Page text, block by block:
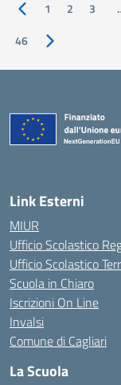
Pagina precedente
1 2 3
46
Pagina
Link Esterni
MIUR
Ufficio Scolastico
Ufficio Scolastico
Scuola in Chiaro
Iscrizioni On Line
Invalsi
Comune di Cagliari
La Scuola